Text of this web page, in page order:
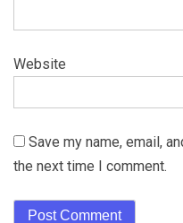
Website
Save my name, email,
the next time I comment.